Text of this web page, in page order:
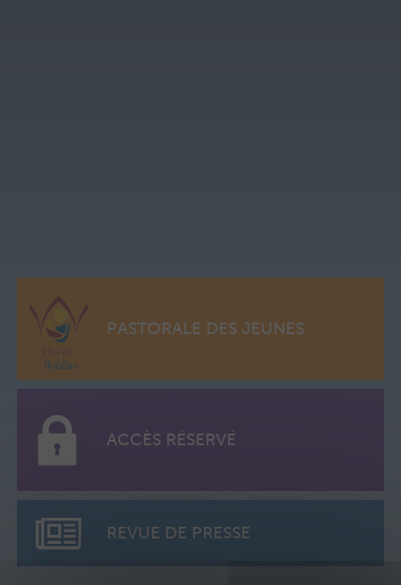
PASTORALE DES JEUNES
ACCÈS RÉSERVÉ
REVUE DE PRESSE